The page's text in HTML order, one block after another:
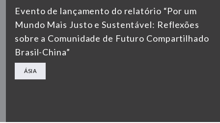
Evento de lançamento do relatório “Por um
Mundo Mais Justo e Sustentável: Reflexões
sobre a Comunidade de Futuro Compartilhado
Brasil-China”
ÁSIA